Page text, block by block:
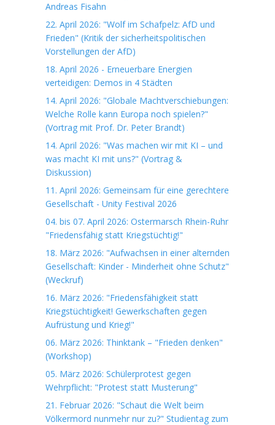
Andreas Fisahn
22. April 2026: "Wolf im Schafpelz: AfD und
Frieden" (Kritik der sicherheitspolitischen
Vorstellungen der AfD)
18. April 2026 - Erneuerbare Energien
verteidigen: Demos in 4 Städten
14. April 2026: "Globale Machtverschiebungen:
Welche Rolle kann Europa noch spielen?"
(Vortrag mit Prof. Dr. Peter Brandt)
14. April 2026: "Was machen wir mit KI – und
was macht KI mit uns?" (Vortrag &
Diskussion)
11. April 2026: Gemeinsam für eine gerechtere
Gesellschaft - Unity Festival 2026
04. bis 07. April 2026: Ostermarsch Rhein-Ruhr
"Friedensfähig statt Kriegstüchtig!"
18. März 2026: "Aufwachsen in einer alternden
Gesellschaft: Kinder - Minderheit ohne Schutz"
(Weckruf)
16. März 2026: "Friedensfähigkeit statt
Kriegstüchtigkeit! Gewerkschaften gegen
Aufrüstung und Krieg!"
06. März 2026: Thinktank – "Frieden denken"
(Workshop)
05. März 2026: Schülerprotest gegen
Wehrpflicht: "Protest statt Musterung"
21. Februar 2026: "Schaut die Welt beim
Völkermord nunmehr nur zu?" Studientag zum